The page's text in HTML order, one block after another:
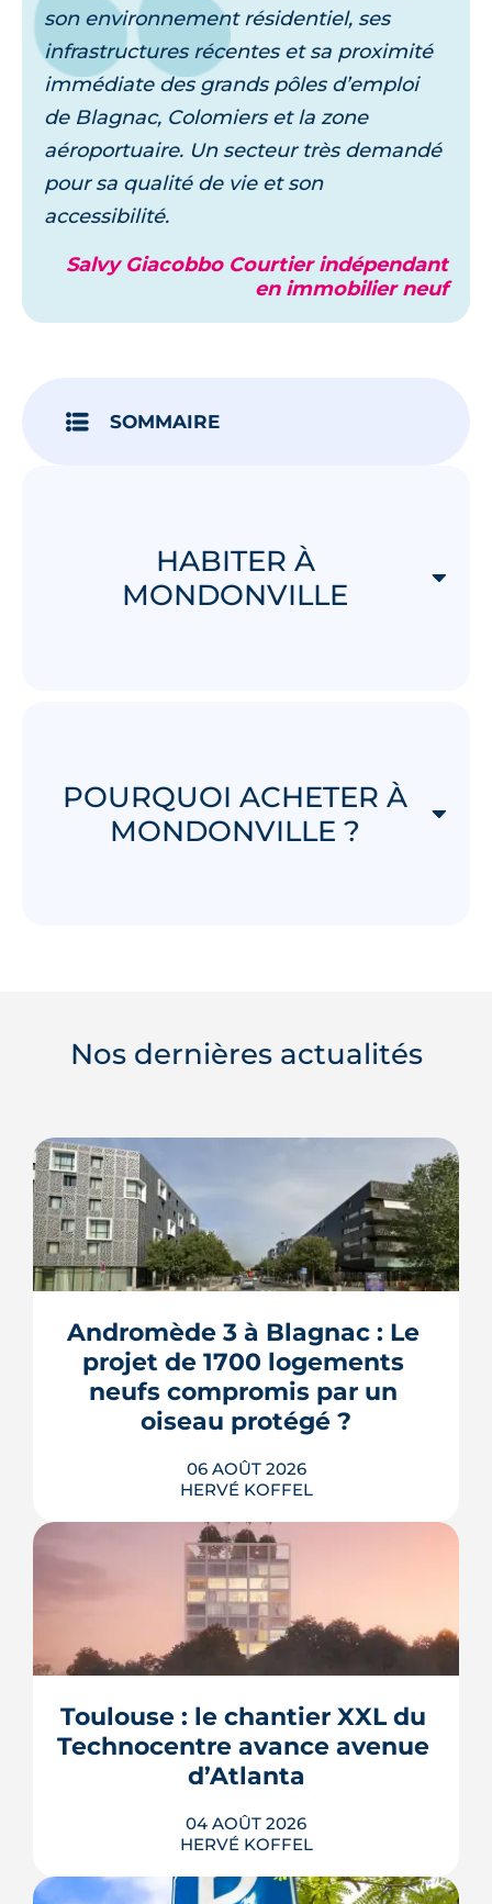
son environnement résidentiel, ses
infrastructures récentes et sa proximité
immédiate des grands pôles d’emploi
de Blagnac, Colomiers et la zone
aéroportuaire. Un secteur très demandé
pour sa qualité de vie et son
accessibilité.
Salvy Giacobbo Courtier indépendant
en immobilier neuf
SOMMAIRE
HABITER À
MONDONVILLE
POURQUOI ACHETER À
MONDONVILLE ?
Nos dernières actualités
Andromède 3 à Blagnac : Le
projet de 1700 logements
neufs compromis par un
oiseau protégé ?
06 AOÛT 2026
HERVÉ KOFFEL
La troisième et dernière phase de
l'écoquartier Andromède doit livrer
près de 1 700 logements à partir de
protégé, la cisticole des joncs, contraint
fortement le plan d'aménagement et
repousse un calendrier déjà tendu.
LIRE L'ARTICLE
Toulouse : le chantier XXL du
Technocentre avance avenue
d’Atlanta
04 AOÛT 2026
HERVÉ KOFFEL